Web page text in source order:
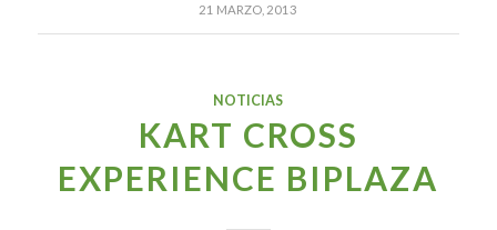
21 MARZO, 2013
NOTICIAS
KART CROSS
EXPERIENCE BIPLAZA